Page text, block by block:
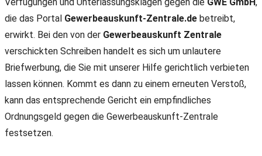
die das Portal Gewerbeauskunft-Zentrale.de betreibt,
erwirkt. Bei den von der Gewerbeauskunft Zentrale
verschickten Schreiben handelt es sich um unlautere
Briefwerbung, die Sie mit unserer Hilfe gerichtlich verbieten
lassen können. Kommt es dann zu einem erneuten Verstoß,
kann das entsprechende Gericht ein empfindliches
Ordnungsgeld gegen die Gewerbeauskunft-Zentrale
festsetzen.